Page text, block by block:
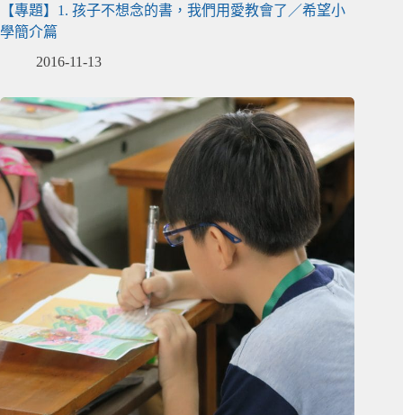
【專題】1. 孩子不想念的書，我們用愛教會了／希望小
學簡介篇
2016-11-13